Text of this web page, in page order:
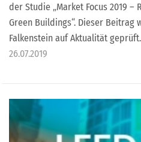
der Studie „Market Focus 2019 –
Green Buildings“. Dieser Beitrag
Falkenstein auf Aktualität geprüft.
26.07.2019